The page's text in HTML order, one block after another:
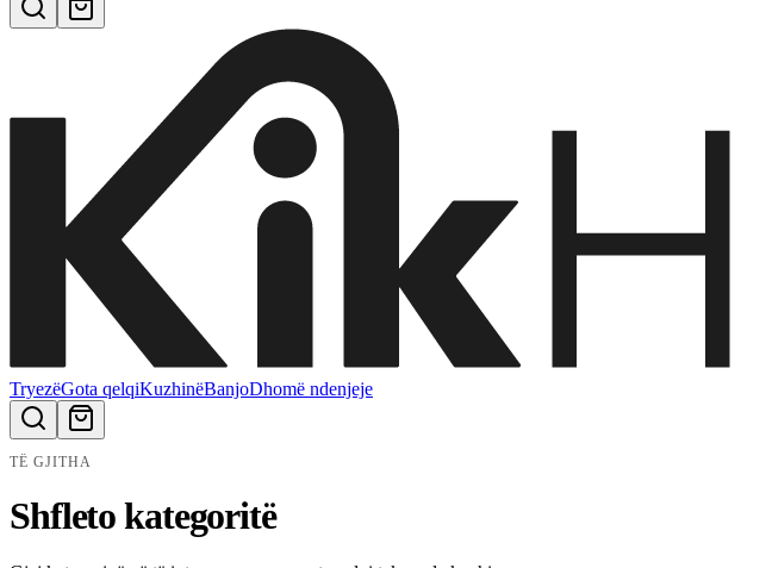
TryezëGota qelqiKuzhinëBanjoDhomë ndenjeje
TË GJITHA
Shfleto kategoritë